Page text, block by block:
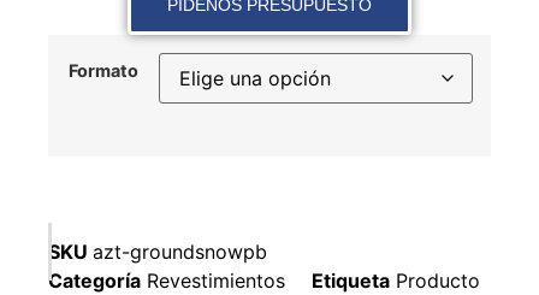
PÍDENOS PRESUPUESTO
Formato
SKU azt-groundsnowpb
Categoría Revestimientos Etiqueta Producto